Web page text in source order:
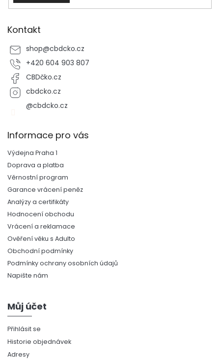
Kontakt
shop@cbdcko.cz
+420 604 903 807
CBDčko.cz
cbdcko.cz
@cbdcko.cz
Informace pro vás
Výdejna Praha 1
Doprava a platba
Věrnostní program
Garance vrácení peněz
Analýzy a certifikáty
Hodnocení obchodu
Vrácení a reklamace
Ověření věku s Adulto
Obchodní podmínky
Podmínky ochrany osobních údajů
Napište nám
Můj účet
Přihlásit se
Historie objednávek
Adresy